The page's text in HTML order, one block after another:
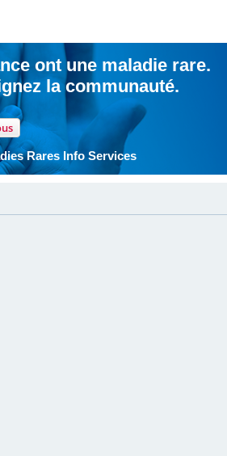
ont une maladie rare.
la communauté.
Rares Info Services